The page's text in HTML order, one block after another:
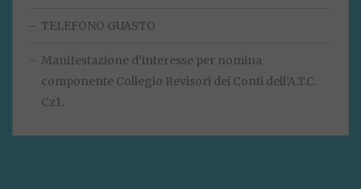
TELEFONO GUASTO
Manifestazione d‘interesse per nomina
componente Collegio Revisori dei Conti dell’A.T.C.
Cz1.